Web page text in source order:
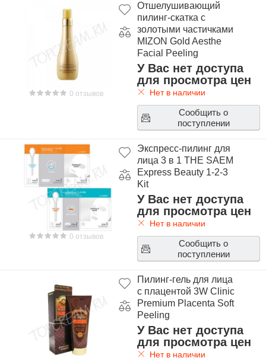
0 отзывов
Отшелушивающий
пилинг-скатка с
золотыми частичками
MIZON Gold Aesthe
Facial Peeling
У Вас нет доступа
для просмотра цен
Нет в наличии
Сообщить о
поступлении
0 отзывов
Экспресс-пилинг для
лица 3 в 1 THE SAEM
Express Beauty 1-2-3
Kit
У Вас нет доступа
для просмотра цен
Нет в наличии
Сообщить о
поступлении
Пилинг-гель для лица
с плацентой 3W Clinic
Premium Placenta Soft
Peeling
У Вас нет доступа
для просмотра цен
Нет в наличии